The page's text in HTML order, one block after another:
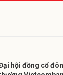
hội đồng cổ